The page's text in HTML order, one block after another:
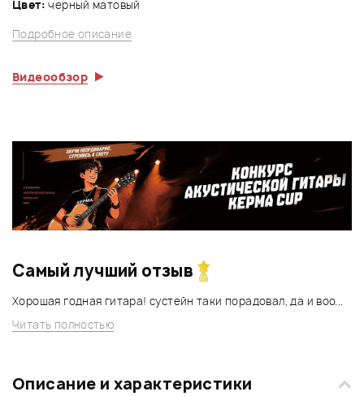
Цвет:черный матовый
Подробное описание
Видеообзор
Самый лучший отзыв
Хорошая годная гитара! сустейн таки порадовал, да и воо...
Читать полностью
Описание и характеристики